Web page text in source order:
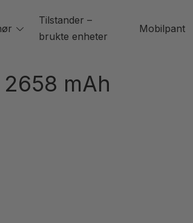
Toggle
menu
Tilstander –
brukte enheter
Mobilpant
2658 mAh